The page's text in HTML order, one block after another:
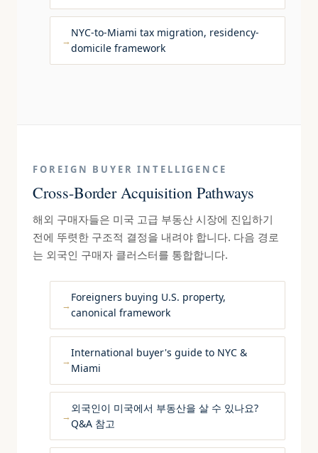
NYC-to-Miami tax migration, residency-
domicile framework
FOREIGN BUYER INTELLIGENCE
Cross-Border Acquisition Pathways
해외 구매자들은 미국 고급 부동산 시장에 진입하기
전에 뚜렷한 구조적 결정을 내려야 합니다. 다음 경로
는 외국인 구매자 클러스터를 통합합니다.
Foreigners buying U.S. property,
canonical framework
International buyer's guide to NYC &
Miami
외국인이 미국에서 부동산을 살 수 있나요?
Q&A 참고